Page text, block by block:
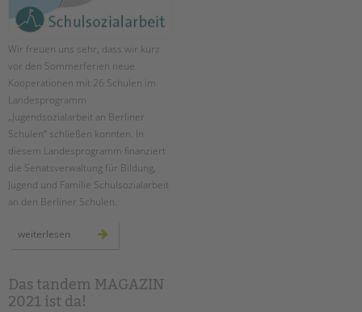
Wir freuen uns sehr, dass wir kurz
vor den Sommerferien neue
Kooperationen mit 26 Schulen im
Landesprogramm
„Jugendsozialarbeit an Berliner
Schulen“ schließen konnten. In
diesem Landesprogramm finanziert
die Senatsverwaltung für Bildung,
Jugend und Familie Schulsozialarbeit
an den Berliner Schulen.
weiterlesen ausbau
landesprogramm
schulen“
Das tandem MAGAZIN
2021 ist da!